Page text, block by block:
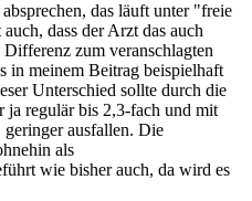
das läuft unter "freie
dass der Arzt das auch
zum veranschlagten
in meinem Beitrag beispielhaft
Unterschied sollte durch die
ja regulär bis 2,3-fach und mit
ausfallen. Die
als
wie bisher auch, da wird es